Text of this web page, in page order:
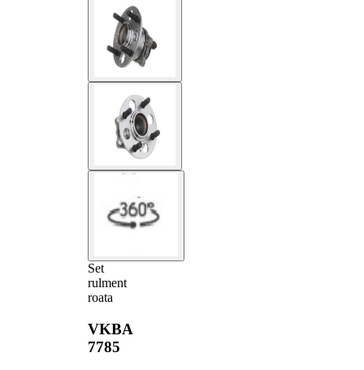
Set
rulment
roata
VKBA
7785